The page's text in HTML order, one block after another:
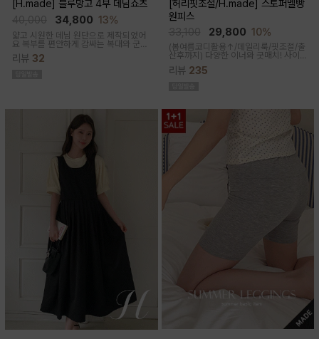
[H.made] 블루망고 4부 데님쇼츠
34,800 13%
얇고 시원한 데님 원단으로 제작되었어
요 복부를 편안하게 감싸는 복대와 군살
커버되는 여유핏! 사이드&뒷포켓, 노란
스티치로 실용성과 포인트를 더했어요
리뷰 32
[허리핏조절/H.made] 스토퍼멜빵
원피스
29,800 10%
(봄여름코디활용↑/데일리룩/핏조절/출
산후까지) 다양한 이너와 굿매치! 사이
캐쥬얼한 무드의 뷔스티에 원피스에요
리뷰 235